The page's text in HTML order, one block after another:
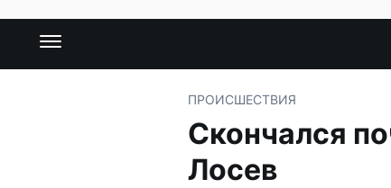
ПРОИСШЕСТВИЯ
Скончался
Лосев